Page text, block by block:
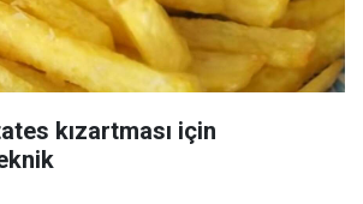
kızartması için